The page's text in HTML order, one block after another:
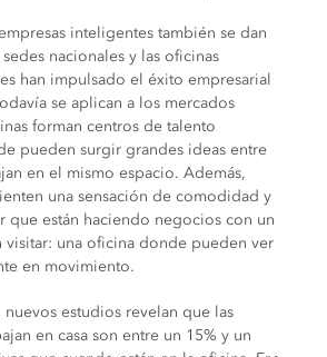
inteligentes también se dan
nacionales y las oficinas
han impulsado el éxito empresarial
se aplican a los mercados
forman centros de talento
pueden surgir grandes ideas entre
en el mismo espacio. Además,
una sensación de comodidad y
que están haciendo negocios con un
visitar: una oficina donde pueden ver
en movimiento.
estudios revelan que las
en casa son entre un 15% y un